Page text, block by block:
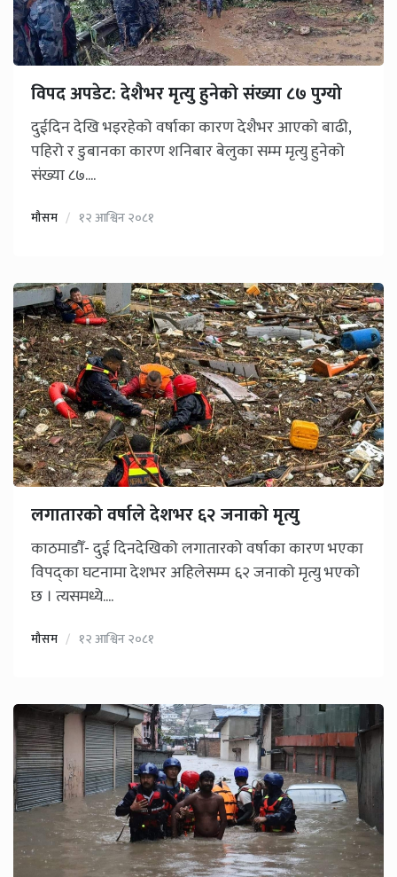
विपद अपडेट: देशैभर मृत्यु हुनेको संख्या ८७ पुग्यो
दुईदिन देखि भइरहेको वर्षाका कारण देशैभर आएको बाढी,
पहिरो र डुबानका कारण शनिबार बेलुका सम्म मृत्यु हुनेको
संख्या ८७....
मौसम १२ आश्विन २०८१
लगातारको वर्षाले देशभर ६२ जनाको मृत्यु
काठमाडौँ- दुई दिनदेखिको लगातारको वर्षाका कारण भएका
विपद्का घटनामा देशभर अहिलेसम्म ६२ जनाको मृत्यु भएको
छ । त्यसमध्ये....
मौसम १२ आश्विन २०८१